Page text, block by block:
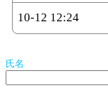
10-12 12:24
氏名